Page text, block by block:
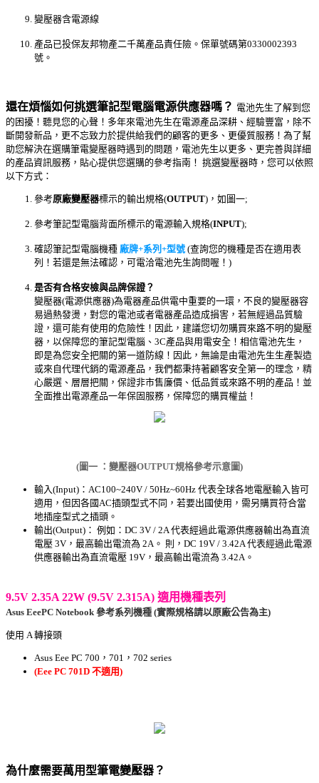
變壓器含電源線
產品已投保友邦物產二千萬產品責任險。保單號碼第0330002393
號。
還在煩惱如何挑選筆記型電腦電源供應器嗎？ 電池先生了解到您
的困擾！聽見您的心聲！多年來電池先生在電源產品深耕、經驗豐富，除不
斷開發新品，更不忘致力於提供給我們的顧客的更多、更優質服務！為了幫
助您解決在選購筆電變壓器時遇到的問題，電池先生以更多、更完善與詳細
的產品資訊服務，貼心提供您選購的參考指南！ 挑選變壓器時，您可以依照
以下方式：
參考原廠變壓器標示的輸出規格(OUTPUT)，如圖一;
參考筆記型電腦背面所標示的電源輸入規格(INPUT);
確認筆記型電腦機種 廠牌+系列+型號 (查詢您的機種是否在適用表
列！若還是無法確認，可電洽電池先生詢問喔！)
是否有合格安檢與品牌保證？
變壓器(電源供應器)為電器產品供電中重要的一環，不良的變壓器容
易過熱發燙，對您的電池或者電器產品造成損害，若無經過品質驗
證，還可能有使用的危險性！因此，建議您切勿購買來路不明的變壓
器，以保障您的筆記型電腦、3C產品與用電安全！相信電池先生，
即是為您安全把關的第一道防線！因此，無論是由電池先生生產製造
或來自代理代銷的電源產品，我們都秉持著顧客安全第一的理念，精
心嚴選、層層把關，保證非市售廉價、低品質或來路不明的產品！並
全面推出電源產品一年保固服務，保障您的購買權益！
(圖一 ：變壓器OUTPUT規格參考示意圖)
輸入(Input)：AC100~240V / 50Hz~60Hz 代表全球各地電壓輸入皆可
適用，但因各國AC插頭型式不同，若要出國使用，需另購買符合當
地插座型式之插頭。
輸出(Output)： 例如：DC 3V / 2A 代表經過此電源供應器輸出為直流
電壓 3V，最高輸出電流為 2A。 則，DC 19V / 3.42A 代表經過此電源
供應器輸出為直流電壓 19V，最高輸出電流為 3.42A。
9.5V 2.35A 22W (9.5V 2.315A) 適用機種表列
Asus EeePC Notebook 參考系列機種 (實際規格請以原廠公告為主)
使用 A 轉接頭
Asus Eee PC 700，701，702 series
(Eee PC 701D 不適用)
為什麼需要萬用型筆電變壓器？